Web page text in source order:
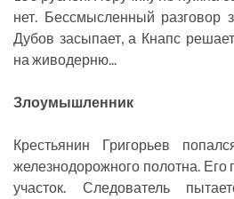
нет. Бессмысленный разговор
Дубов засыпает, а Кнапс
на живодерню...
Злоумышленник
Крестьянин Григорьев
железнодорожного полотна. Его
участок. Следователь